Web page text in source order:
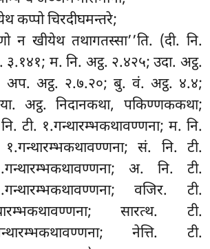
कप्पो चिरदीघमन्तरे;
न खीयेथ तथागतस्सा’’ति. (दी. नि.
३.१४१; म. नि. अट्ठ. २.४२५; उदा. अट्ठ.
अप. अट्ठ. २.७.२०; बु. वं. अट्ठ. ४.४;
अट्ठ. निदानकथा, पकिण्णककथा;
टी. १.गन्थारम्भकथावण्णना; म. नि.
१.गन्थारम्भकथावण्णना; सं. नि. टी.
अ. नि. टी.
वजिर. टी.
सारत्थ. टी.
नेत्ति. टी.